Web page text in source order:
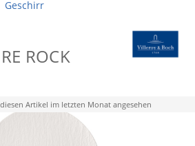
Geschirr
ROCK
Artikel im letzten Monat angesehen